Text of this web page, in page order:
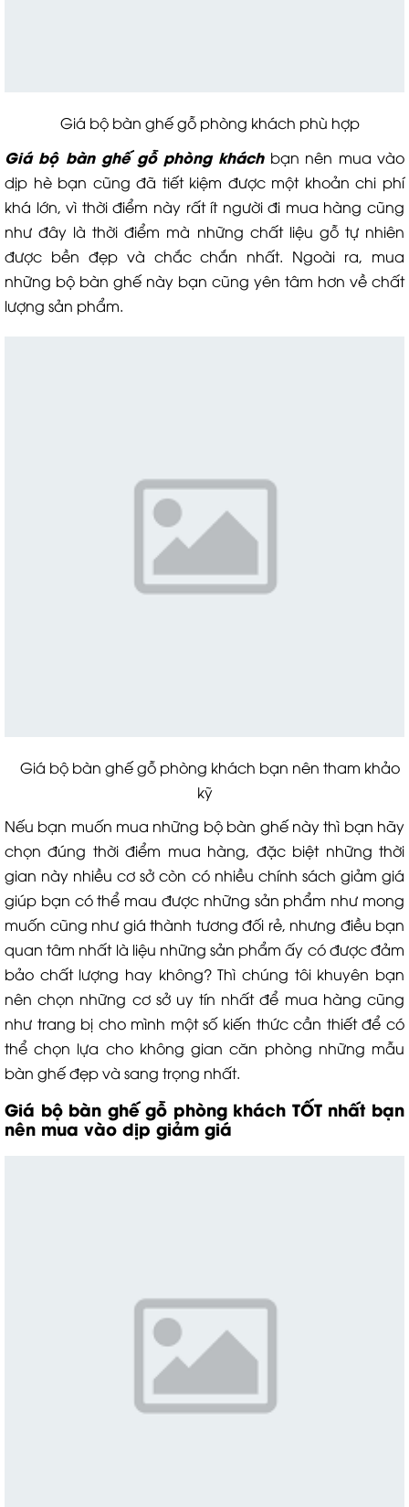
Giá bộ bàn ghế gỗ phòng khách phù hợp
Giá bộ bàn ghế gỗ phòng kháchbạn nên mua vào
dịp hè bạn cũng đã tiết kiệm được một khoản chi phí
khá lớn, vì thời điểm này rất ít người đi mua hàng cũng
như đây là thời điểm mà những chất liệu gỗ tự nhiên
được bền đẹp và chắc chắn nhất. Ngoài ra, mua
những bộ bàn ghế này bạn cũng yên tâm hơn về chất
lượng sản phẩm.
Giá bộ bàn ghế gỗ phòng khách bạn nên tham khảo
kỹ
Nếu bạn muốn mua những bộ bàn ghế này thì bạn hãy
chọn đúng thời điểm mua hàng, đặc biệt những thời
gian này nhiều cơ sở còn có nhiều chính sách giảm giá
giúp bạn có thể mau được những sản phẩm như mong
muốn cũng như giá thành tương đối rẻ, nhưng điều bạn
quan tâm nhất là liệu những sản phẩm ấy có được đảm
bảo chất lượng hay không? Thì chúng tôi khuyên bạn
nên chọn những cơ sở uy tín nhất để mua hàng cũng
như trang bị cho mình một số kiến thức cần thiết để có
thể chọn lựa cho không gian căn phòng những mẫu
bàn ghế đẹp và sang trọng nhất.
Giá bộ bàn ghế gỗ phòng khách TỐT nhất bạn
nên mua vào dịp giảm giá